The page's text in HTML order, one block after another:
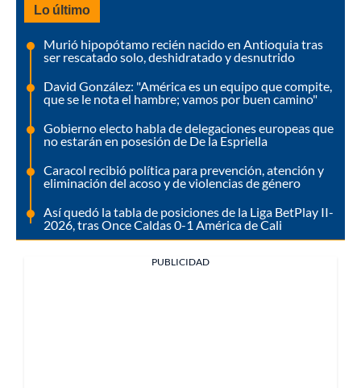
Lo último
Murió hipopótamo recién nacido en Antioquia tras
ser rescatado solo, deshidratado y desnutrido
David González: "América es un equipo que compite,
que se le nota el hambre; vamos por buen camino"
Gobierno electo habla de delegaciones europeas que
no estarán en posesión de De la Espriella
Caracol recibió política para prevención, atención y
eliminación del acoso y de violencias de género
Así quedó la tabla de posiciones de la Liga BetPlay II-
2026, tras Once Caldas 0-1 América de Cali
PUBLICIDAD